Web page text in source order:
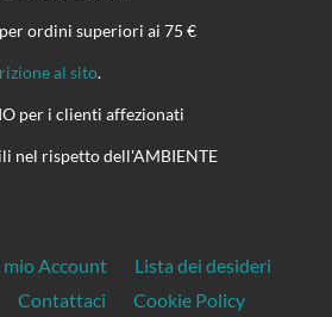
ordini superiori ai 75 €
al sito.
per i clienti affezionati
nel rispetto dell'AMBIENTE
mio Account
Lista dei desideri
Contattaci
Cookie Policy